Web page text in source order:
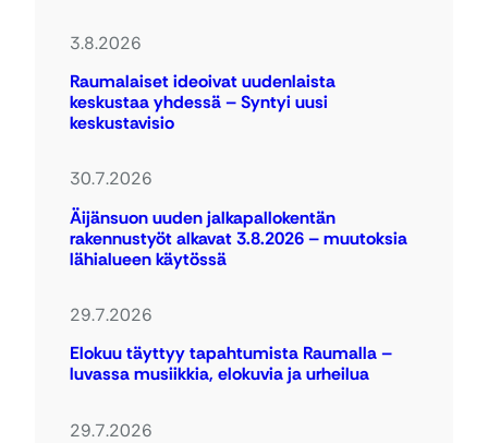
3.8.2026
Raumalaiset ideoivat uudenlaista
keskustaa yhdessä – Syntyi uusi
keskustavisio
30.7.2026
Äijänsuon uuden jalkapallokentän
rakennustyöt alkavat 3.8.2026 – muutoksia
lähialueen käytössä
29.7.2026
Elokuu täyttyy tapahtumista Raumalla –
luvassa musiikkia, elokuvia ja urheilua
29.7.2026